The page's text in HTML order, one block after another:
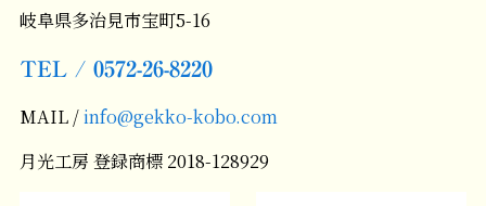
岐阜県多治見市宝町5-16
TEL / 0572-26-8220
MAIL /info@gekko-kobo.com
月光工房 登録商標 2018-128929